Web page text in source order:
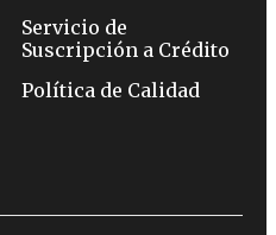
Servicio de
Suscripción a Crédito
Política de Calidad